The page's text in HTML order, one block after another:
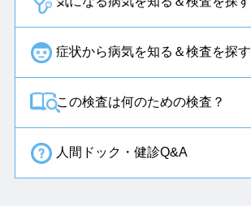
症状から病気を知る＆検査を探す
この検査は何のための検査？
人間ドック・健診Q&A